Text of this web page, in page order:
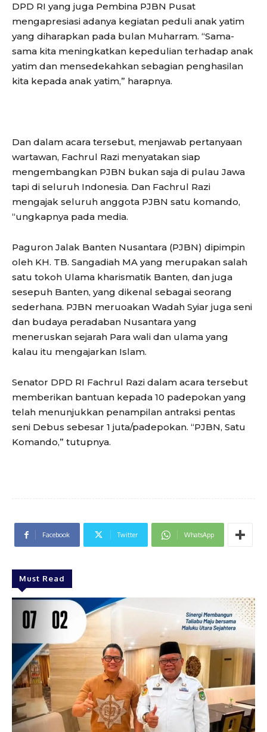
DPD RI yang juga Pembina PJBN Pusat
mengapresiasi adanya kegiatan peduli anak yatim
yang diharapkan pada bulan Muharram. “Sama-
sama kita meningkatkan kepedulian terhadap anak
yatim dan mensedekahkan sebagian penghasilan
kita kepada anak yatim,” harapnya.
Dan dalam acara tersebut, menjawab pertanyaan
wartawan, Fachrul Razi menyatakan siap
mengembangkan PJBN bukan saja di pulau Jawa
tapi di seluruh Indonesia. Dan Fachrul Razi
mengajak seluruh anggota PJBN satu komando,
“ungkapnya pada media.
Paguron Jalak Banten Nusantara (PJBN) dipimpin
oleh KH. TB. Sangadiah MA yang merupakan salah
satu tokoh Ulama kharismatik Banten, dan juga
sesepuh Banten, yang dikenal sebagai seorang
sederhana. PJBN meruoakan Wadah Syiar juga seni
dan budaya peradaban Nusantara yang
meneruskan sejarah Para wali dan ulama yang
kalau itu mengajarkan Islam.
Senator DPD RI Fachrul Razi dalam acara tersebut
memberikan bantuan kepada 10 padepokan yang
telah menunjukkan penampilan antraksi pentas
seni Debus sebesar 1 juta/padepokan. “PJBN, Satu
Komando,” tutupnya.
Facebook Twitter WhatsApp
Must Read